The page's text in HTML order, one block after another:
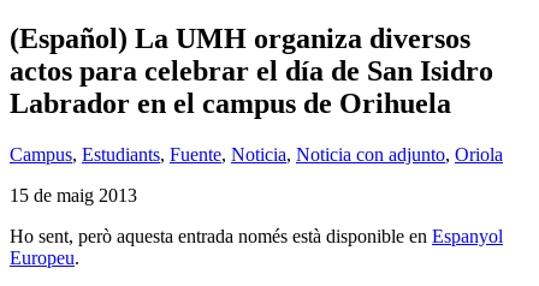
(Español) La UMH organiza diversos
actos para celebrar el día de San Isidro
Labrador en el campus de Orihuela
Campus, Estudiants, Fuente, Noticia, Noticia con adjunto, Oriola
15 de maig 2013
Ho sent, però aquesta entrada només està disponible en Espanyol
Europeu.